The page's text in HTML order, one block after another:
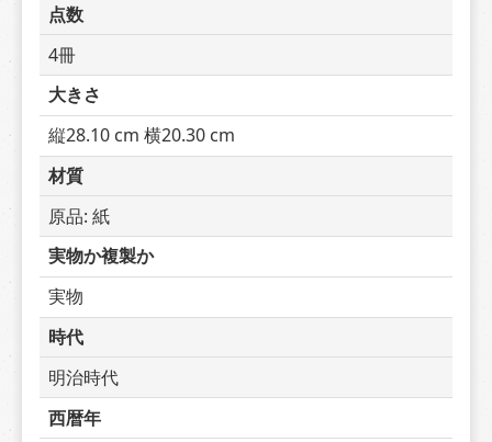
点数
4冊
大きさ
縦28.10 cm 横20.30 cm
材質
原品: 紙
実物か複製か
実物
時代
明治時代
西暦年